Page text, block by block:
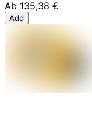
Ab 135,38 €
Add